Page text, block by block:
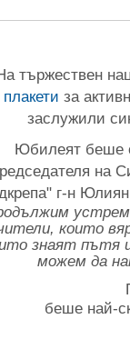
тържествен
плакетиза
заслужили
Юбилеят беше
на
г-н
които
знаят пътя
можем да
беше най-